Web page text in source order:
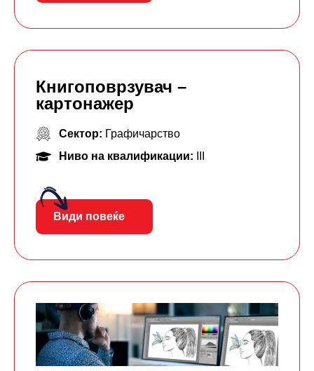
Книгоповрзувач –
картонажер
Сектор: Графичарство
Ниво на квалификации:
Види повеќе